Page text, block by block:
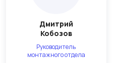
Дмитрий
Кобозов
Руководитель
монтажного отдела